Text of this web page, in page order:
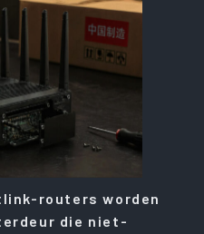
routers worden
die niet-